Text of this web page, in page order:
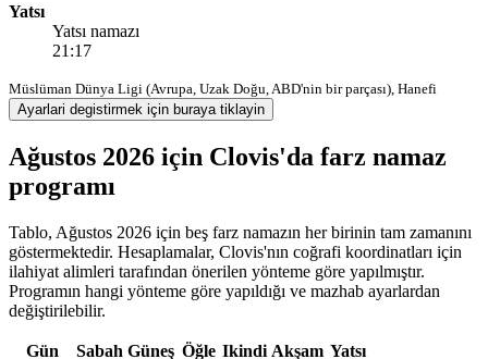
Yatsı
Yatsı namazı
21:17
Müslüman Dünya Ligi (Avrupa, Uzak Doğu, ABD'nin bir parçası), Hanefi
Ayarlari degistirmek için buraya tiklayin
Ağustos 2026 için Clovis'da farz namaz
programı
Tablo, Ağustos 2026 için beş farz namazın her birinin tam zamanını
göstermektedir. Hesaplamalar, Clovis'nın coğrafi koordinatları için
ilahiyat alimleri tarafından önerilen yönteme göre yapılmıştır.
Programın hangi yönteme göre yapıldığı ve mazhab ayarlardan
değiştirilebilir.
Gün Sabah Güneş Öğle Ikindi Akşam Yatsı